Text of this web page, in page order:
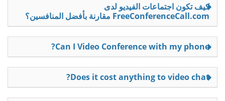
كيف تكون اجتماعات الفيديو لدى
FreeConferenceCall.com مقارنة بأفضل المنافسين؟
Can I Video Conference with my phone?
Does it cost anything to video chat?